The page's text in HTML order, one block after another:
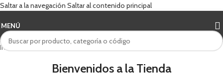
Saltar a la navegación Saltar al contenido principal
MENÚ
Inicio UNO
Bienvenidos a la Tienda